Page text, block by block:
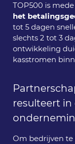
TOP500 is
het
tot 5 dagen
slechts 2 tot 3
ontwikkeling
kasstromen
resulteert
Om bedrijven